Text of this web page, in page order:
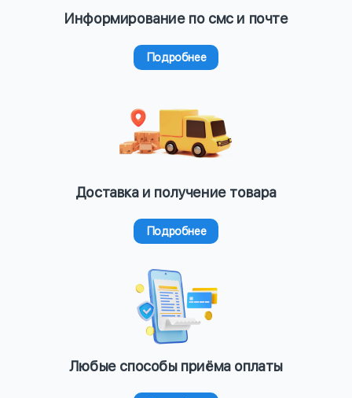
Информирование по смс и почте
Подробнее
Доставка и получение товара
Подробнее
Любые способы приёма оплаты